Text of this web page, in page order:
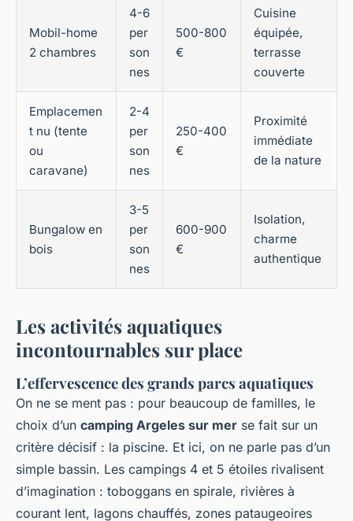
Mobil-home
2 chambres
4-6
per
son
nes
500-800
€
Cuisine
équipée,
terrasse
couverte
Emplacemen
t nu (tente
ou
caravane)
2-4
per
son
nes
250-400
€
Proximité
immédiate
de la nature
Bungalow en
bois
3-5
per
son
nes
600-900
€
Isolation,
charme
authentique
Les activités aquatiques
incontournables sur place
L’effervescence des grands parcs aquatiques
On ne se ment pas : pour beaucoup de familles, le
choix d’un camping Argeles sur mer se fait sur un
critère décisif : la piscine. Et ici, on ne parle pas d’un
simple bassin. Les campings 4 et 5 étoiles rivalisent
d’imagination : toboggans en spirale, rivières à
courant lent, lagons chauffés, zones pataugeoires